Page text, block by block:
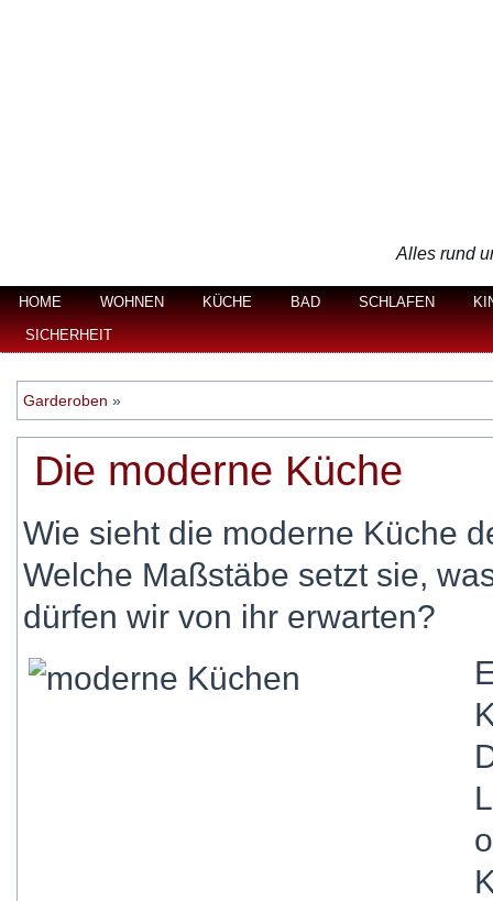
Alles rund
HOME WOHNEN KÜCHE BAD SCHLAFEN
SICHERHEIT
Garderoben »
Die moderne Küche
Wie sieht die moderne Küche
Welche Maßstäbe setzt sie,
dürfen wir von ihr erwarten?